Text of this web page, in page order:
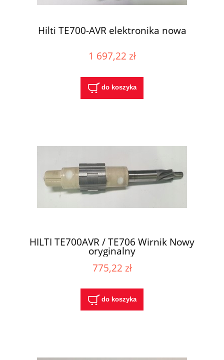
Hilti TE700-AVR elektronika nowa
1 697,22 zł
do koszyka
HILTI TE700AVR / TE706 Wirnik Nowy
oryginalny
775,22 zł
do koszyka